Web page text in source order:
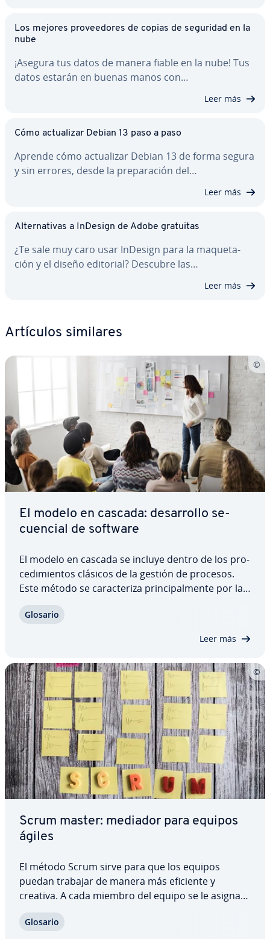
Los mejores pro­vee­do­res de copias de seguridad en la
nube
¡Asegura tus datos de manera fiable en la nube! Tus
datos estarán en buenas manos con…
Leer más
Cómo ac­tua­li­zar Debian 13 paso a paso
Aprende cómo ac­tua­li­zar Debian 13 de forma segura
y sin errores, desde la pre­pa­ra­ción del…
Leer más
Al­te­r­na­ti­vas a InDesign de Adobe gratuitas
¿Te sale muy caro usar InDesign para la ma­que­ta­
ción y el diseño editorial? Descubre las…
Leer más
Artículos similares
El modelo en cascada: de­sa­rro­llo se­
cue­n­cial de software
El modelo en cascada se incluye dentro de los pro­
ce­di­mie­n­tos clásicos de la gestión de procesos.
Este método se ca­ra­c­te­ri­za pri­n­ci­pa­l­me­n­te por la
proyecto y se utiliza, sobre todo, en el de­sa­rro­llo
Glosario
Leer más
Scrum master: mediador para equipos
ágiles
El método Scrum sirve para que los equipos
puedan trabajar de manera más eficiente y
creativa. A cada miembro del equipo se le asigna
de estos roles es el Scrum master, sin embargo, a
Glosario